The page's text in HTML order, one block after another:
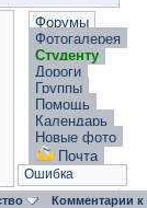
Форумы
Фотогалерея
Студенту
Дороги
Группы
Помощь
Календарь
Новые фото
Почта
Ошибка
Комментарии